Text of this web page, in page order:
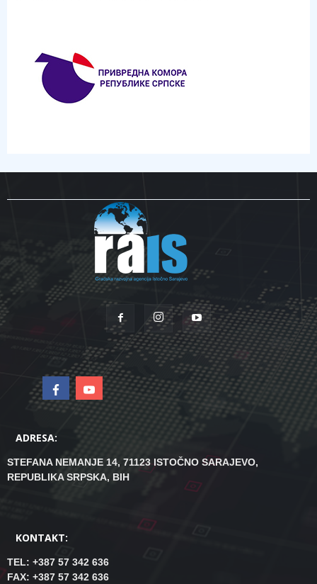
ADRESA:
STEFANA NEMANJE 14, 71123 ISTOČNO SARAJEVO,
REPUBLIKA SRPSKA, BIH
KONTAKT:
TEL: +387 57 342 636
FAX: +387 57 342 636